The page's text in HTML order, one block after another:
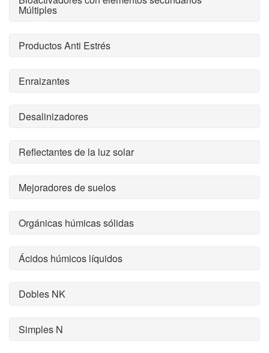
Múltiples
Productos Anti Estrés
Enraizantes
Desalinizadores
Reflectantes de la luz solar
Mejoradores de suelos
Orgánicas húmicas sólidas
Ácidos húmicos líquidos
Dobles NK
Simples N